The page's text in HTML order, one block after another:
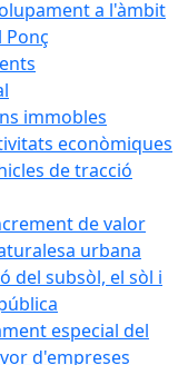
a l'àmbit
Ponç
immobles
econòmiques
de tracció
de valor
urbana
del subsòl, el sòl i
especial del
d'empreses